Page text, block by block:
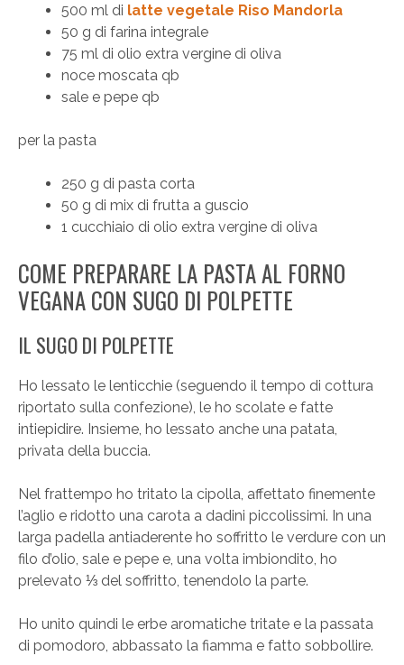
500 ml di latte vegetale Riso Mandorla
50 g di farina integrale
75 ml di olio extra vergine di oliva
noce moscata qb
sale e pepe qb
per la pasta
250 g di pasta corta
50 g di mix di frutta a guscio
1 cucchiaio di olio extra vergine di oliva
COME PREPARARE LA PASTA AL FORNO
VEGANA CON SUGO DI POLPETTE
IL SUGO DI POLPETTE
Ho lessato le lenticchie (seguendo il tempo di cottura
riportato sulla confezione), le ho scolate e fatte
intiepidire. Insieme, ho lessato anche una patata,
privata della buccia.
Nel frattempo ho tritato la cipolla, affettato finemente
l’aglio e ridotto una carota a dadini piccolissimi. In una
larga padella antiaderente ho soffritto le verdure con un
filo d’olio, sale e pepe e, una volta imbiondito, ho
prelevato ⅓ del soffritto, tenendolo la parte.
Ho unito quindi le erbe aromatiche tritate e la passata
di pomodoro, abbassato la fiamma e fatto sobbollire.